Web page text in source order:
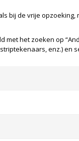
bij de vrije
met het zoeken op
enz.)